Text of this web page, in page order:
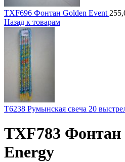
TXF696 Фонтан Golden Event
Назад к товарам
T6238 Румынская свеча 20
TXF783 Фонтан
Energy